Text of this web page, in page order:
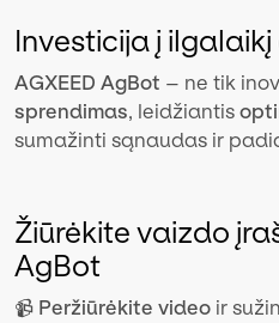
Investicija į
AGXEED AgBot – ne tik
sprendimas, leidžiantis
sumažinti sąnaudas ir
Žiūrėkite vaizdo
AgBot
📹 Peržiūrėkite video ir